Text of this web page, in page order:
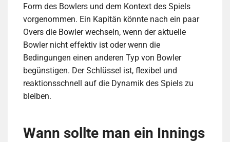
Form des Bowlers und dem Kontext des Spiels
vorgenommen. Ein Kapitän könnte nach ein paar
Overs die Bowler wechseln, wenn der aktuelle
Bowler nicht effektiv ist oder wenn die
Bedingungen einen anderen Typ von Bowler
begünstigen. Der Schlüssel ist, flexibel und
reaktionsschnell auf die Dynamik des Spiels zu
bleiben.
Wann sollte man ein Innings